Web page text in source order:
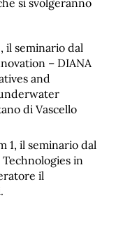
il seminario dal
– DIANA
and
di Vascello
1, il seminario dal
in
il